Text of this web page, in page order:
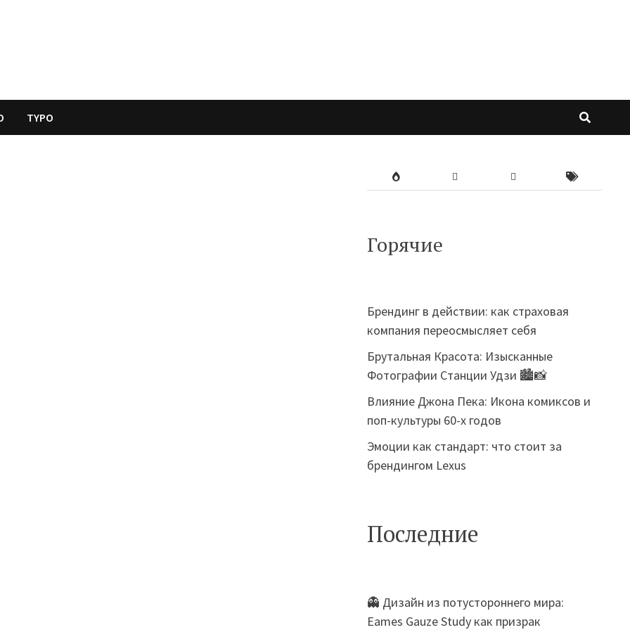
TYPO
Горячие
Брендинг в действии: как страховая
компания переосмысляет себя
Брутальная Красота: Изысканные
Фотографии Станции Удзи 🏙️📸
Влияние Джона Пека: Икона комиксов и
поп-культуры 60-х годов
Эмоции как стандарт: что стоит за
брендингом Lexus
Последние
👻 Дизайн из потустороннего мира:
Eames Gauze Study как призрак